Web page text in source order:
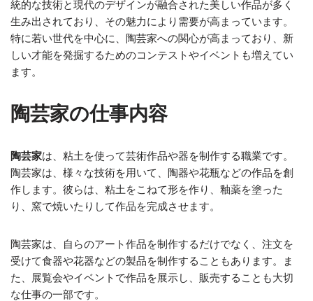
統的な技術と現代のデザインが融合された美しい作品が多く
生み出されており、その魅力により需要が高まっています。
特に若い世代を中心に、陶芸家への関心が高まっており、新
しい才能を発掘するためのコンテストやイベントも増えてい
ます。
陶芸家の仕事内容
陶芸家は、粘土を使って芸術作品や器を制作する職業です。
陶芸家は、様々な技術を用いて、陶器や花瓶などの作品を創
作します。彼らは、粘土をこねて形を作り、釉薬を塗った
り、窯で焼いたりして作品を完成させます。
陶芸家は、自らのアート作品を制作するだけでなく、注文を
受けて食器や花器などの製品を制作することもあります。ま
た、展覧会やイベントで作品を展示し、販売することも大切
な仕事の一部です。